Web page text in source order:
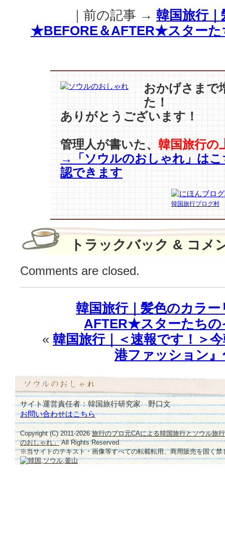
♪
ン
ョ
ュ
”
ニ
ッ
ン
ピ
場！
は
｜前の記事 → 韓国旅行
★BEFORE＆AFTER★スターた
おかげさまで
た！
ありがとうございます！
管理人が書いた、 韓国旅行の
→「ソウルのおしゃれ」はこ
認できます
韓国旅行ブログ村
トラックバック & コメ
Comments are closed.
韓国旅行｜髪色のカラ
AFTER★スターたちの
« 韓国旅行｜＜速報です！＞
港ファッション
サイト運営責任者：韓国旅行研究家 野口文
お問い合わせはこちら
Copyright (C) 2011-2026旅行のプロ元CAによる韓国旅行とソウル旅
のおしゃれ」All Rights Reserved.
※当サイトのテキスト・画像等すべての転載転用、商用販売を固く禁